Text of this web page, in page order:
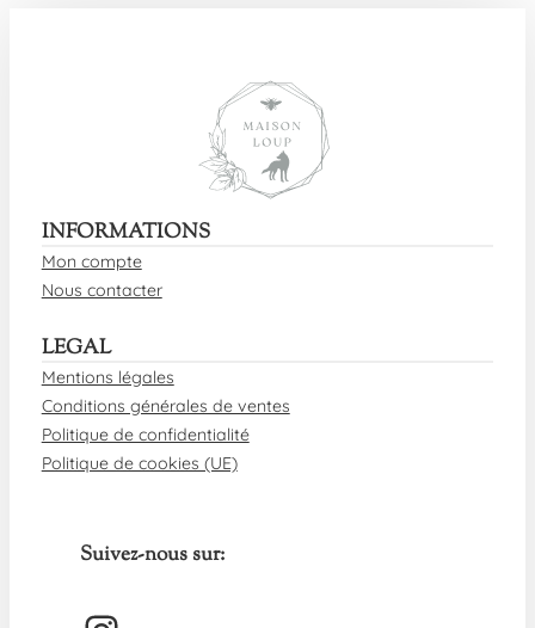
INFORMATIONS
Mon compte
Nous contacter
LEGAL
Mentions légales
Conditions générales de ventes
Politique de confidentialité
Politique de cookies (UE)
Suivez-nous sur: